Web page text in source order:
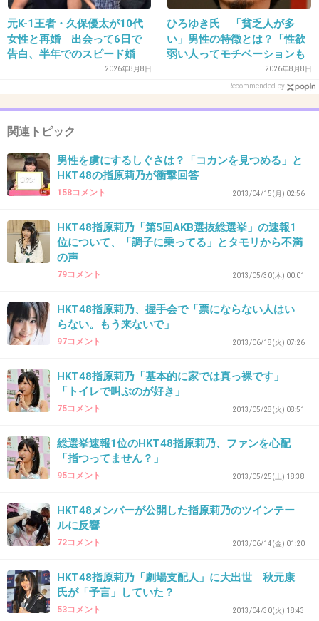
出典：akb48topic.com
+26 -3
31. 匿名2013/04/28(日) 21:45:56
AKBはスキャンダルや不祥事起こして目だった
もん勝ちだね
マジメに努力してる人がかわいそう
32. 匿名2013/04/28(日) 21:46:28
+21 -3
33. 匿名2013/04/28(日) 21:46:49
アイドルって夢を与える仕事でしょ??
絶望しか見えない。
頑張ってるひとがいるだろうに
指原莉乃とか終わってる
元K-1王者・久保優太が10代
女性と再婚 出会って6日で
告白、半年でのスピード婚
2026年8月8日
ひろゆき氏 「貧乏人が多
い」男性の特徴とは？「性欲
弱い人ってモチベーションも
低いので貧乏人多い」2026年8月8日
Recommended by
関連トピック
男性を虜にするしぐさは？「コカンを見つめる」と
HKT48の指原莉乃が衝撃回答
158コメント 2013/04/15(月) 02:56
HKT48指原莉乃「第5回AKB選抜総選挙」の速報1
位について、「調子に乗ってる」とタモリから不満
の声
79コメント 2013/05/30(木) 00:01
HKT48指原莉乃、握手会で「票にならない人はい
らない。もう来ないで」
97コメント 2013/06/18(火) 07:26
HKT48指原莉乃「基本的に家では真っ裸です」
「トイレで叫ぶのが好き」
75コメント 2013/05/28(火) 08:51
総選挙速報1位のHKT48指原莉乃、ファンを心配
「指つってません？」
95コメント 2013/05/25(土) 18:38
HKT48メンバーが公開した指原莉乃のツインテー
ルに反響
72コメント 2013/06/14(金) 01:20
HKT48指原莉乃「劇場支配人」に大出世 秋元康
氏が「予言」していた？
53コメント 2013/04/30(火) 18:43